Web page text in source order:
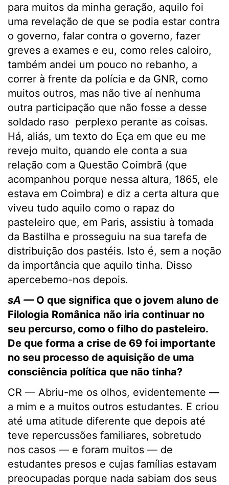
para muitos da minha geração, aquilo foi
uma revelação de que se podia estar contra
o governo, falar contra o governo, fazer
greves a exames e eu, como reles caloiro,
também andei um pouco no rebanho, a
correr à frente da polícia e da GNR, como
muitos outros, mas não tive aí nenhuma
outra participação que não fosse a desse
soldado raso perplexo perante as coisas.
Há, aliás, um texto do Eça em que eu me
revejo muito, quando ele conta a sua
relação com a Questão Coimbrã (que
acompanhou porque nessa altura, 1865, ele
estava em Coimbra) e diz a certa altura que
viveu tudo aquilo como o rapaz do
pasteleiro que, em Paris, assistiu à tomada
da Bastilha e prosseguiu na sua tarefa de
distribuição dos pastéis. Isto é, sem a noção
da importância que aquilo tinha. Disso
apercebemo-nos depois.
sA — O que significa que o jovem aluno de
Filologia Românica não iria continuar no
seu percurso, como o filho do pasteleiro.
De que forma a crise de 69 foi importante
no seu processo de aquisição de uma
consciência política que não tinha?
CR — Abriu-me os olhos, evidentemente —
a mim e a muitos outros estudantes. E criou
até uma atitude diferente que depois até
teve repercussões familiares, sobretudo
nos casos — e foram muitos — de
estudantes presos e cujas famílias estavam
preocupadas porque nada sabiam dos seus